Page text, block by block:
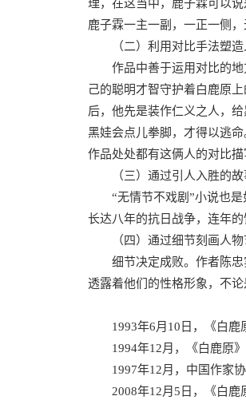
理，在这当中，鹿子霖可以
鹿子霖一主一副，一正一侧
（二）利用对比手法塑
作品中善于运用对比的
己的聪明才智守护着白鹿原
后，他先是装作仁义之人，
黑娃会点儿拳脚，才得以逃
作品处处都有这俩人的对比描
（三）通过引人入胜的
“无情节不戏剧”小说也
长达八年的抗日战争，连年
（四）通过细节刻画人
细节决定成败。作者陈
透露着他们的性格形象，不
1993年6月10日，《白
1994年12月，《白鹿原
1997年12月，中国作家
2008年12月5日，《白